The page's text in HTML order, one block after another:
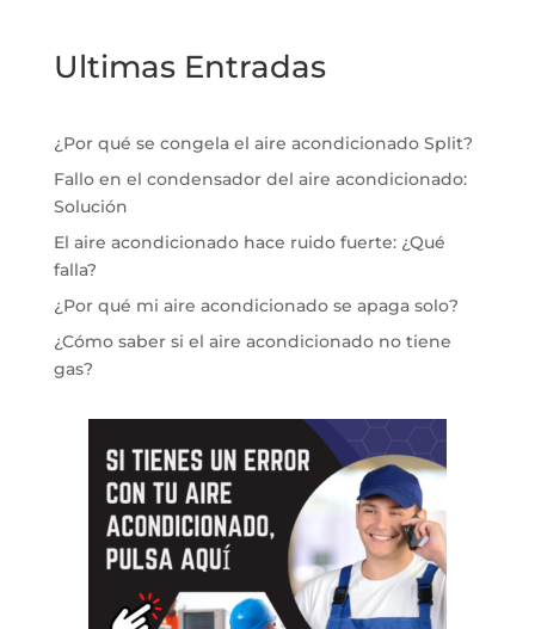
Ultimas Entradas
¿Por qué se congela el aire acondicionado Split?
Fallo en el condensador del aire acondicionado:
Solución
El aire acondicionado hace ruido fuerte: ¿Qué
falla?
¿Por qué mi aire acondicionado se apaga solo?
¿Cómo saber si el aire acondicionado no tiene
gas?